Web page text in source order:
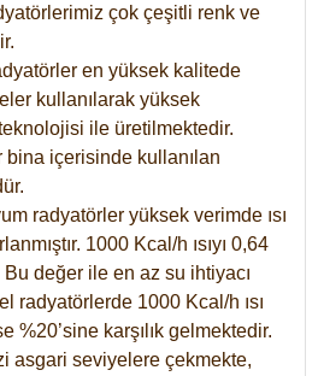
çok çeşitli renk ve
en yüksek kalitede
kullanılarak yüksek
ile üretilmektedir.
içerisinde kullanılan
radyatörler yüksek verimde ısı
1000 Kcal/h ısıyı 0,64
değer ile en az su ihtiyacı
radyatörlerde 1000 Kcal/h ısı
%20’sine karşılık gelmektedir.
asgari seviyelere çekmekte,